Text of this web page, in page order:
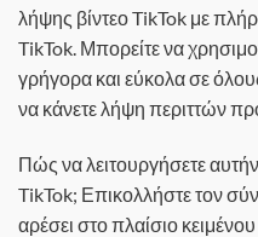
λήψης βίντεο TikTok με
TikTok. Μπορείτε να
γρήγορα και εύκολα σε
να κάνετε λήψη περιττών
Πώς να λειτουργήσετε
TikTok; Επικολλήστε τον
αρέσει στο πλαίσιο